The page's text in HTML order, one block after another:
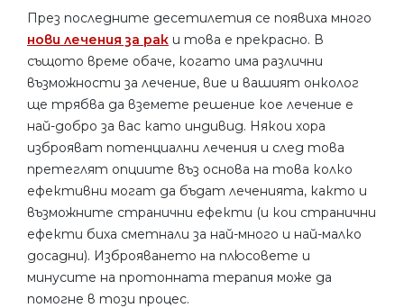
През последните десетилетия се появиха много
нови лечения за рак и това е прекрасно. В
същото време обаче, когато има различни
възможности за лечение, вие и вашият онколог
ще трябва да вземете решение кое лечение е
най-добро за вас като индивид. Някои хора
изброяват потенциални лечения и след това
претеглят опциите въз основа на това колко
ефективни могат да бъдат леченията, както и
възможните странични ефекти (и кои странични
ефекти биха сметнали за най-много и най-малко
досадни). Изброяването на плюсовете и
минусите на протонната терапия може да
помогне в този процес.